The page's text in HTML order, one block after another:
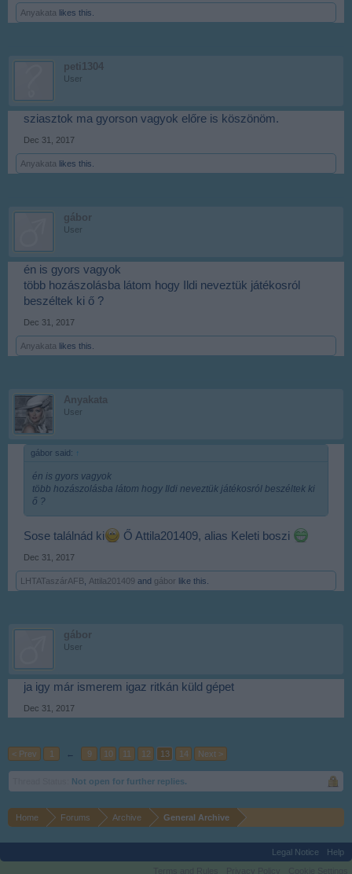
Anyakata likes this.
peti1304
User
sziasztok ma gyorson vagyok előre is köszönöm.
Dec 31, 2017
Anyakata likes this.
gábor
User
én is gyors vagyok
több hozászolásba látom hogy Ildi neveztük játékosról
beszéltek ki ő ?
Dec 31, 2017
Anyakata likes this.
Anyakata
User
gábor said: ↑
én is gyors vagyok
több hozászolásba látom hogy Ildi neveztük játékosról beszéltek ki
ő ?
Sose találnád ki Ő Attila201409, alias Keleti boszi
Dec 31, 2017
LHTATaszárAFB Attila201409 and gábor like this.
gábor
User
ja igy már ismerem igaz ritkán küld gépet
Dec 31, 2017
< Prev 1 ← 9 10 11 12 13 14 Next >
Not open for further replies.
Home Forums Archive General Archive
Legal Notice
Help